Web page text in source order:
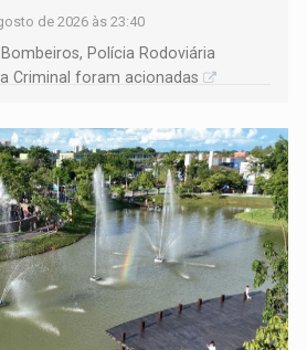
de 2026 às 23:40
Polícia Rodoviária
Criminal foram acionadas